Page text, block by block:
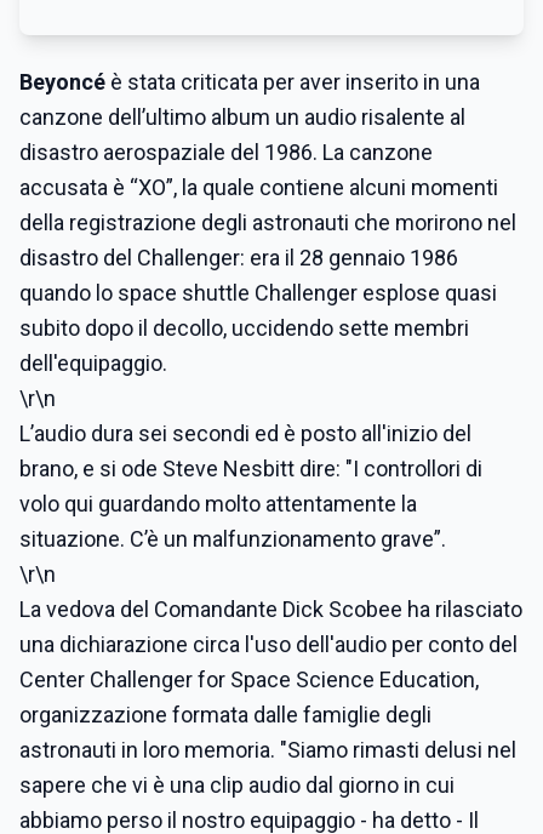
Beyoncé è stata criticata per aver inserito in una
canzone dell’ultimo album un audio risalente al
disastro aerospaziale del 1986. La canzone
accusata è “XO”, la quale contiene alcuni momenti
della registrazione degli astronauti che morirono nel
disastro del Challenger: era il 28 gennaio 1986
quando lo space shuttle Challenger esplose quasi
subito dopo il decollo, uccidendo sette membri
dell'equipaggio.
\r\n
L’audio dura sei secondi ed è posto all'inizio del
brano, e si ode Steve Nesbitt dire: "I controllori di
volo qui guardando molto attentamente la
situazione. C’è un malfunzionamento grave”.
\r\n
La vedova del Comandante Dick Scobee ha rilasciato
una dichiarazione circa l'uso dell'audio per conto del
Center Challenger for Space Science Education,
organizzazione formata dalle famiglie degli
astronauti in loro memoria. "Siamo rimasti delusi nel
sapere che vi è una clip audio dal giorno in cui
abbiamo perso il nostro equipaggio - ha detto - Il